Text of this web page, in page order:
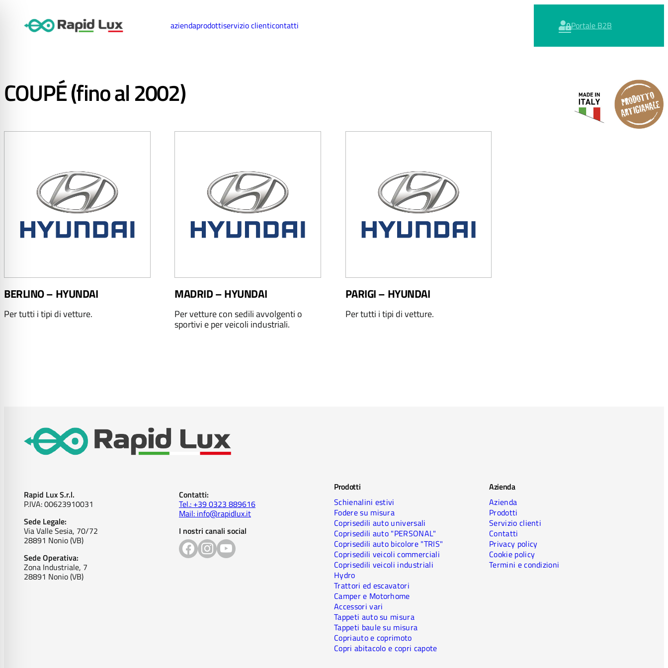
aziendaprodottiservizio clienticontatti Portale B2B
COUPÉ (fino al 2002)
BERLINO – HYUNDAI
Per tutti i tipi di vetture.
MADRID – HYUNDAI
Per vetture con sedili avvolgenti o
sportivi e per veicoli industriali.
PARIGI – HYUNDAI
Per tutti i tipi di vetture.
Rapid Lux S.r.l.
P.IVA: 00623910031
Sede Legale:
Via Valle Sesia, 70/72
28891 Nonio (VB)
Sede Operativa:
Zona Industriale, 7
28891 Nonio (VB)
Contatti:
Tel.: +39 0323 889616
Mail: info@rapidlux.it
I nostri canali social
Prodotti
Schienalini estivi
Fodere su misura
Coprisedili auto universali
Coprisedili auto "PERSONAL"
Coprisedili auto bicolore "TRIS"
Coprisedili veicoli commerciali
Coprisedili veicoli industriali
Hydro
Trattori ed escavatori
Camper e Motorhome
Accessori vari
Tappeti auto su misura
Tappeti baule su misura
Copriauto e coprimoto
Copri abitacolo e copri capote
Azienda
Azienda
Prodotti
Servizio clienti
Contatti
Privacy policy
Cookie policy
Termini e condizioni